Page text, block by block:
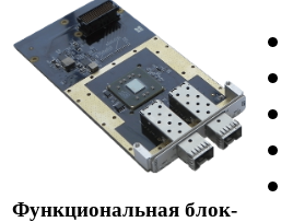
Функциональная блок-